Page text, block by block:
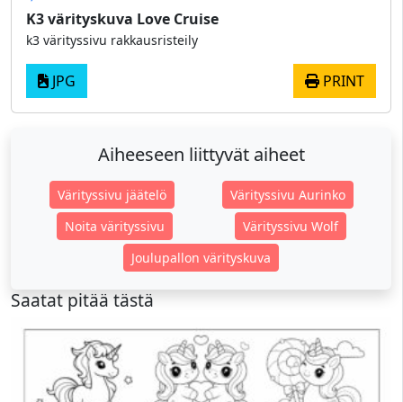
K3 värityskuva Love Cruise
k3 värityssivu rakkausristeily
JPG PRINT
Aiheeseen liittyvät aiheet
Värityssivu jäätelö
Värityssivu Aurinko
Noita värityssivu
Värityssivu Wolf
Joulupallon värityskuva
Saatat pitää tästä